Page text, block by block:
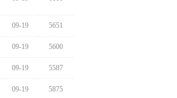
09-19 5651
09-19 5600
09-19 5587
09-19 5875